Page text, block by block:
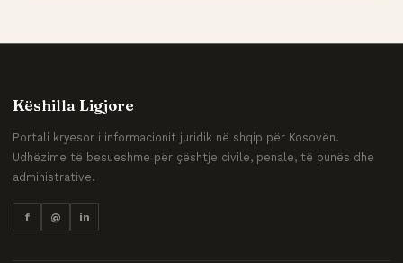
Këshilla Ligjore
Portali kryesor i informacionit juridik në shqip për Kosovën.
Udhëzime të besueshme për çështje civile, penale, të punës dhe
administrative.
f @ in